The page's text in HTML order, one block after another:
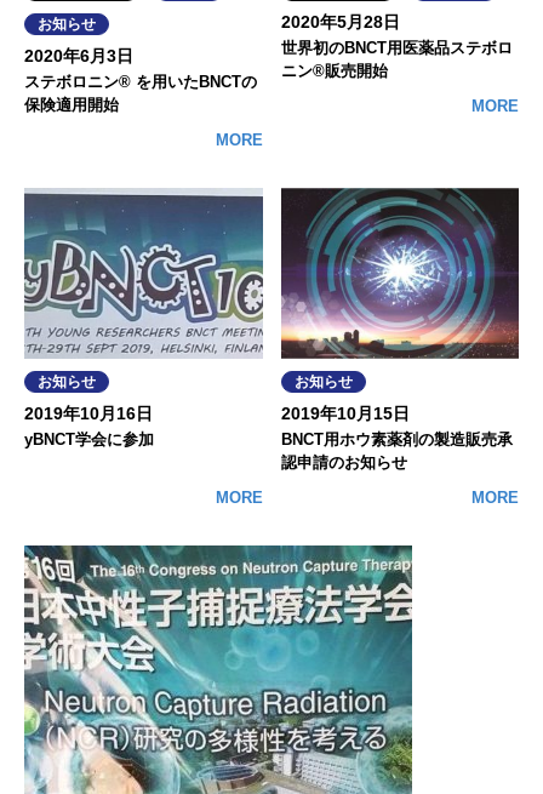
お知らせ
2020年6月3日
ステボロニン® を用いたBNCTの
保険適用開始
MORE
2020年5月28日
世界初のBNCT用医薬品ステボロ
ニン®販売開始
MORE
お知らせ
2019年10月16日
yBNCT学会に参加
MORE
お知らせ
2019年10月15日
BNCT用ホウ素薬剤の製造販売承
認申請のお知らせ
MORE